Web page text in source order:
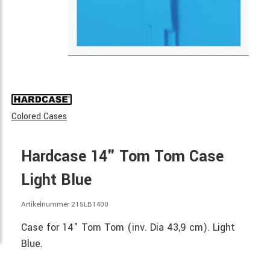
Colored Cases
Hardcase 14" Tom Tom Case
Light Blue
Artikelnummer 215LB1400
Case for 14" Tom Tom (inv. Dia 43,9 cm). Light
Blue.